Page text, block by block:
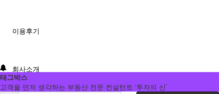
이용후기
회사소개
태그박스
고객을 먼저 생각하는 부동산 전문 컨설턴트 ‘투자의 신’